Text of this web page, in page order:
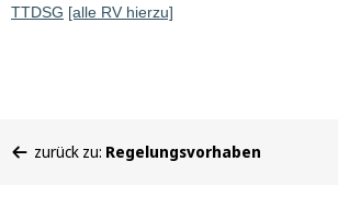
TTDSG [alle RV hierzu]
befinden
zurück zu: Regelungsvorhaben